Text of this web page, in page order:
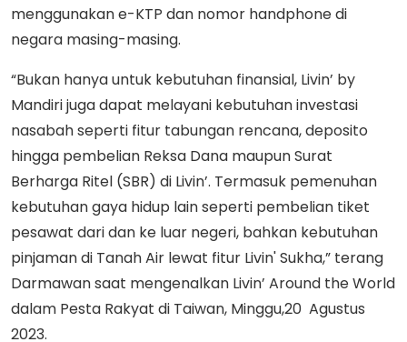
menggunakan e-KTP dan nomor handphone di
negara masing-masing.
“Bukan hanya untuk kebutuhan finansial, Livin’ by
Mandiri juga dapat melayani kebutuhan investasi
nasabah seperti fitur tabungan rencana, deposito
hingga pembelian Reksa Dana maupun Surat
Berharga Ritel (SBR) di Livin’. Termasuk pemenuhan
kebutuhan gaya hidup lain seperti pembelian tiket
pesawat dari dan ke luar negeri, bahkan kebutuhan
pinjaman di Tanah Air lewat fitur Livin' Sukha,” terang
Darmawan saat mengenalkan Livin’ Around the World
dalam Pesta Rakyat di Taiwan, Minggu,20 Agustus
2023.